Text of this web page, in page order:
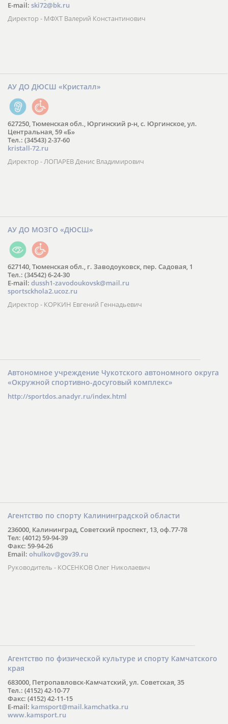
E-mail: ski72@bk.ru
Директор - МФХТ Валерий Константинович
АУ ДО ДЮСШ «Кристалл»
627250, Тюменская обл., Юргинский р-н, с. Юргинское, ул.
Центральная, 59 «Б»
Тел.: (34543) 2-37-60
kristall-72.ru
Директор - ЛОПАРЕВ Денис Владимирович
АУ ДО МОЗГО «ДЮСШ»
627140, Тюменская обл., г. Заводоуковск, пер. Садовая, 1
Тел.: (34542) 6-24-30
​E-mail: dussh1-zavodoukovsk@mail.ru
sportsckhola2.ucoz.ru
Директор - КОРКИН Евгений Геннадьевич
Автономное учреждение Чукотского автономного округа
«Окружной спортивно-досуговый комплекс»
http://sportdos.anadyr.ru/index.html
Агентство по спорту Калининградской области
236000, Калининград, Советский проспект, 13, оф.77-78
Тел: (4012) 59-94-39
Факс: 59-94-26
Email: ohulkov@gov39.ru
Руководитель - КОСЕНКОВ Олег Николаевич
Агентство по физической культуре и спорту Камчатского
края
683000, Петропавловск-Камчатский, ул. Советская, 35
Тел.: (4152) 42-10-77
Факс: (4152) 42-11-15
E-mail: kamsport@mail.kamchatka.ru
www.kamsport.ru